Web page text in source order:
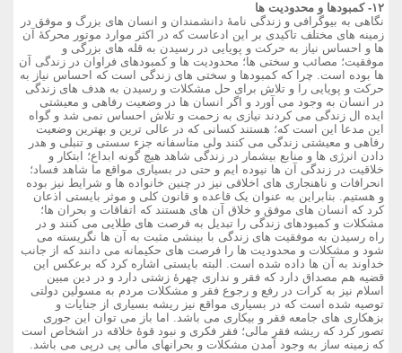
۱۲- کمبودها و محدودیت ها
نگاهی به بیوگرافی و زندگی نامۀ دانشمندان و انسان های بزرگ و موفق در
زمینه های مختلف تاکیدی بر این ادعاست که در اکثر موارد موتور محرکۀ آن
ها و احساس نیاز به حرکت و پویایی در رسیدن به قله های بزرگی و
موفقیت؛ مصائب و سختی ها؛ محدودیت ها و کمبودهای فراوان در زندگی آن
ها بوده است. چرا که کمبودها و سختی های زندگی است که احساس نیاز به
حرکت و پویایی را و تلاش برای حل مشکلات و رسیدن به هدف های زندگی
در انسان به وجود می آورد و اگر انسان ها در وضعیت رفاهی و معیشتی
ایده ال زندگی می کردند نیازی به زحمت و تلاش احساس نمی شد و گواه
این مدعا این است که؛ هستند کسانی که در عالی ترین و بهترین وضعیت
رفاهی و معیشتی زندگی می کنند ولی متاسفانه جزء سستی و تنبلی و هدر
دادن انرژی ها و منابع بیشمار در زندگی شاهد هیچ گونه ابداع؛ ابتکار و
خلاقیت در زندگی آن ها نیوده ایم و حتی در بسیاری مواقع ما شاهد فساد؛
انحرافات و ناهنجاری های اخلاقی نیز در چنین خانواده ها و شرایط نیز بوده
و هستیم. بنابراین به عنوان یک قاعده و قانون کلی و موثر بایستی اذعان
کرد که انسان های موفق و خلاق آن های هستند که اتفاقات و بحران ها؛
مشکلات و کمبودهای زندگی را تبدیل به فرصت های طلایی می کنند و در
راه رسیدن به موفقیت های زندگی با بینشی مثبت به آن ها نگریسته می
شود و مشکلات و محدودیت ها را فرصت های حکیمانه می دانند که از جانب
خداوند به آن ها داده شده است. البته بایستی اشاره کرد که برعکس این
قضیه هم مصداق دارد که فقر و نداری چهرۀ زشتی دارد و در دین مبین
اسلام نیز به کرات در رفع و رجوع فقر و مشکلات مردم به مسولین دولتی
توصیه شده است که در بسیاری مواقع نیز ریشه بسیاری از جنایات و
بزهکاری های جامعه فقر و بیکاری می باشد. اما باز می توان این جوری
تصور کرد که ریشه فقر مالی؛ فقر فکری و نبود قوۀ خلاقه در اشخاص است
که زمینه ساز به وجود آمدن مشکلات و بحرانهای مالی پی درپی می باشد.